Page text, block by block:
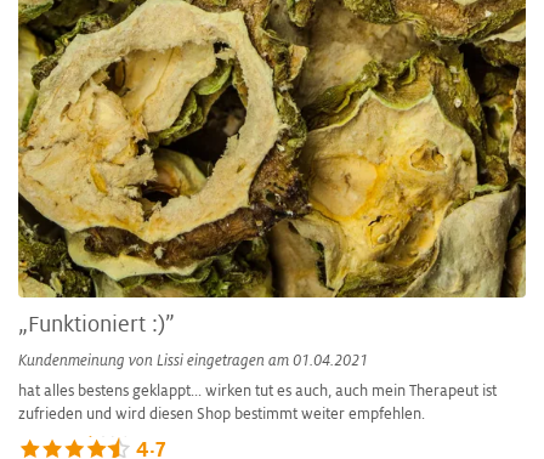
„Funktioniert :)”
Kundenmeinung von Lissi eingetragen am 01.04.2021
hat alles bestens geklappt... wirken tut es auch, auch mein Therapeut ist
zufrieden und wird diesen Shop bestimmt weiter empfehlen.
4.7